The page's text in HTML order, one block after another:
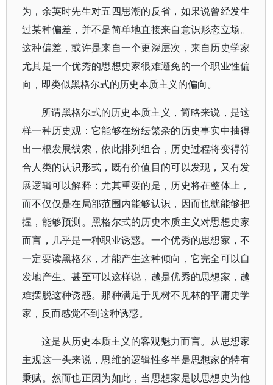
为，余英时先生对五四思潮的反省，如果说曾经发生
过某种偏差，并不是简单地直接来自意识形态立场。
这种偏差，或许是来自一个更深层次，来自历史学家
尤其是一个优秀的思想史家很难避免的一个职业性偏
向，即类似黑格尔式的历史本质主义的偏向。
所谓黑格尔式的历史本质主义，简略来说，是这
样一种历史观：它能够在纷纭繁杂的历史事实中抽得
出一根发展线索，依此排列组合，历史过程将变得符
合人类的认识形式，既有价值目的可以发现，又有发
展逻辑可以解释；尤其重要的是，历史将在整体上，
而不仅仅是在局部范围内能够认识，因而也就能够把
握，能够预测。黑格尔式的历史本质主义对思想史家
而言，几乎是一种职业诱惑。一个优秀的思想家，不
一定要读黑格尔，才能产生这种倾向，它完全可以自
发地产生。甚至可以这样说，越是优秀的思想家，越
难摆脱这种诱惑。那种满足于见树不见林的平庸史学
家，反而感觉不到这种诱惑。
这是从历史本质主义的客观魅力而言。从思想家
主观这一头来说，思维的逻辑性多半是思想家的特有
秉赋。然而也正因为如此，当思想家是以思想史为他